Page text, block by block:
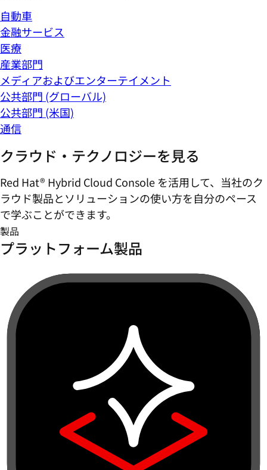
自動車
金融サービス
医療
産業部門
メディアおよびエンターテイメント
公共部門 (グローバル)
公共部門 (米国)
通信
クラウド・テクノロジーを見る
Red Hat® Hybrid Cloud Console を活用して、当社のク
ラウド製品とソリューションの使い方を自分のペース
で学ぶことができます。
製品
プラットフォーム製品